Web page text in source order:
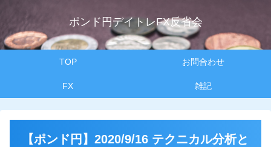
ポンド円デイトレFX反省会
TOP お問合わせ
FX 雑記
【ポンド円】2020/9/16 テクニカル分析と